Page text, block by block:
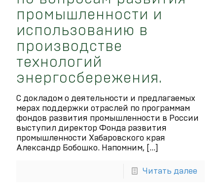
промышленности и
использованию в
производстве
технологий
энергосбережения.
С докладом о деятельности и предлагаемых
мерах поддержки отраслей по программам
фондов развития промышленности в России
выступил директор Фонда развития
промышленности Хабаровского края
Александр Бобошко. Напомним, […]
Читать далее